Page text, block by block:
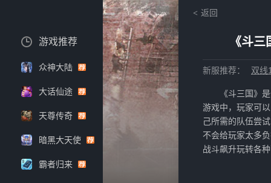
返回
《斗
新服推荐： 双线
《斗三国》
游戏中，玩家可
己所需的队伍尝
不会给玩家太多
战斗飙升玩转各
游戏推荐
众神大陆
大话仙途
天尊传奇
暗黑大天使
霸者归来